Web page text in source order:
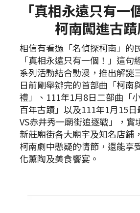
「真相永遠只有一
柯南闖進古
相信有看過「名偵探柯南」的
「真相永遠只有一個！」這句
系列活動結合動漫，推出解謎
日前剛舉辦完的首部曲「柯南
禮」、111年1月8日二部曲「
百年古蹟」以及111年1月15
VS赤井秀一廟街追逐戰」，實
新莊廟街各大廟宇及知名店鋪
柯南劇中懸疑的情節，還能享
化薰陶及美食饗宴。